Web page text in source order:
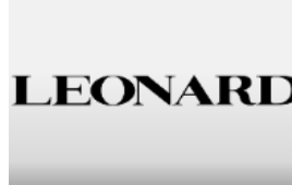
ザイン性と品質の高さから古着市場でも高い